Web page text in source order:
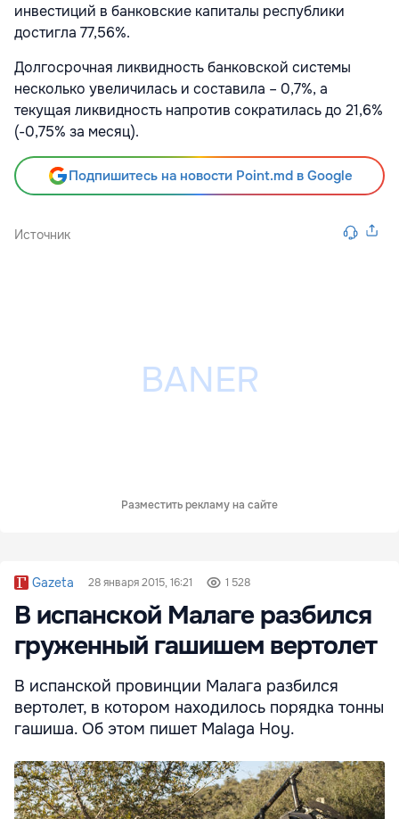
инвестиций в банковские капиталы республики
достигла 77,56%.
Долгосрочная ликвидность банковской системы
несколько увеличилась и составила – 0,7%, а
текущая ликвидность напротив сократилась до 21,6%
(-0,75% за месяц).
Подпишитесь на новости Point.md в Google
Источник
Разместить рекламу на сайте
Gazeta 28 января 2015, 16:21 1 528
В испанской Малаге разбился
груженный гашишем вертолет
В испанской провинции Малага разбился
вертолет, в котором находилось порядка тонны
гашиша. Об этом пишет Malaga Hoy.